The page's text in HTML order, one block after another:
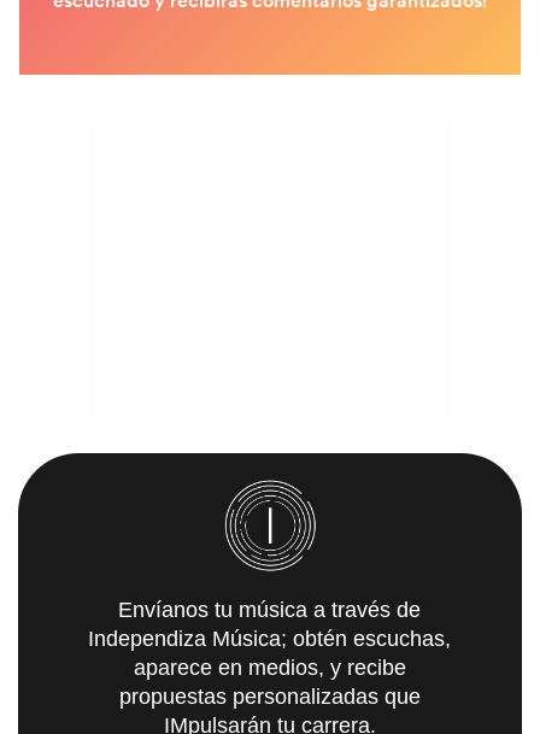
Envíanos tu música a través de
Independiza Música; obtén escuchas,
aparece en medios, y recibe
propuestas personalizadas que
IMpulsarán tu carrera.